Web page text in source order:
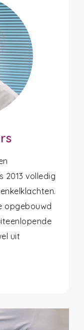
2013 volledig
opgebouwd
uit